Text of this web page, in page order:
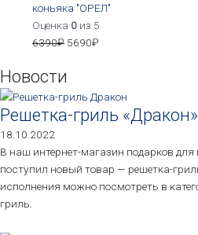
коньяка "ОРЕЛ"
Оценка 0 из 5
6390₽ 5690₽
Новости
Решетка-гриль
18.10.2022
В наш интернет-магазин подарков
поступил новый товар — решетка-
исполнения можно посмотреть в
гриль.